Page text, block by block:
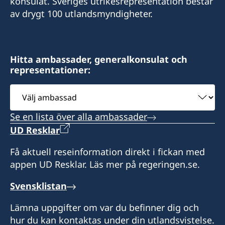
+58 212 781 59 32
Öppettider:
måndag, onsdag och torsdag 09.00-12.00
tisdag och fredag enbart vid tidsbokning
Konsul:
Robert Rehder
E-post:
Besöksadress: Avd. Juan Batista Arismendi,
Edificio SCAT, Porlamar
Öppettider: måndag-fredag 09.00-12.00 genom
tidsbokning
Konsul:
José Antolin Mendoza
av drygt 100 utlandsmyndigheter.
Hitta ambassader, generalkonsulat och
representationer:
Välj
ambassad
Se en lista över alla ambassader
UD Resklar
Få aktuell reseinformation direkt i fickan med
appen UD Resklar. Läs mer på regeringen.se.
Svensklistan
Lämna uppgifter om var du befinner dig och
hur du kan kontaktas under din utlandsvistelse.